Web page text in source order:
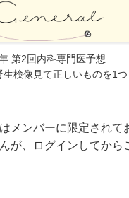
第2回内科専門医予想
検像見て正しいものを1つ
メンバーに限定されて
が、ログインしてから